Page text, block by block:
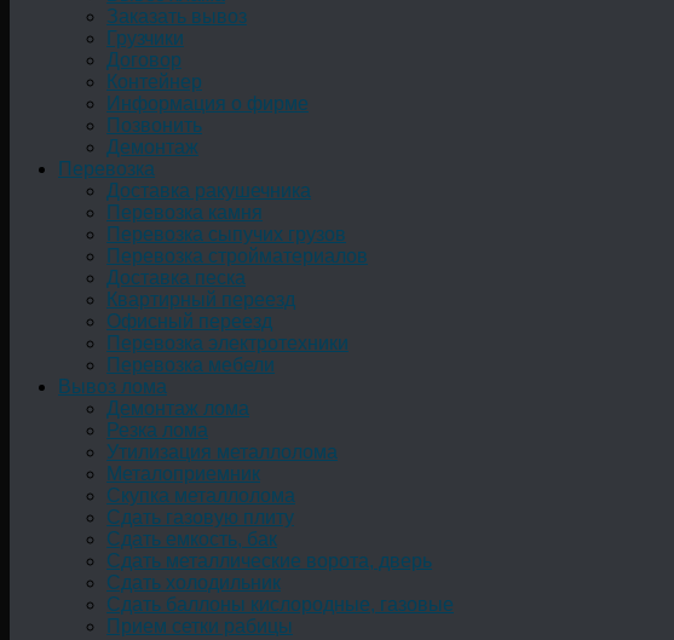
Заказать вывоз
Грузчики
Договор
Контейнер
Информация о фирме
Позвонить
Демонтаж
Перевозка
Доставка ракушечника
Перевозка камня
Перевозка сыпучих грузов
Перевозка стройматериалов
Доставка песка
Квартирный переезд
Офисный переезд
Перевозка электротехники
Перевозка мебели
Вывоз лома
Демонтаж лома
Резка лома
Утилизация металлолома
Металоприемник
Скупка металлолома
Сдать газовую плиту
Сдать емкость, бак
Cдать металлические ворота, дверь
Сдать холодильник
Сдать баллоны кислородные, газовые
Прием сетки рабицы